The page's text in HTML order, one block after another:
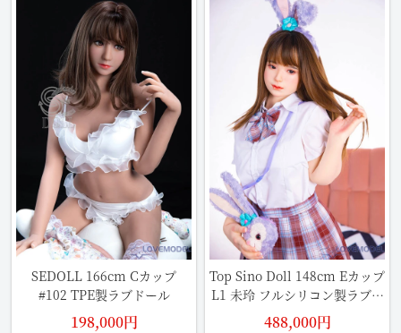
SEDOLL 166cm Cカップ
#102 TPE製ラブドール
198,000円
Top Sino Doll 148cm Eカップ
L1 未玲 フルシリコン製ラブド
ール
488,000円